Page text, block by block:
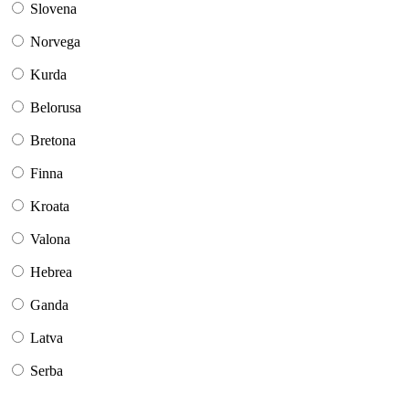
Slovena
Norvega
Kurda
Belorusa
Bretona
Finna
Kroata
Valona
Hebrea
Ganda
Latva
Serba